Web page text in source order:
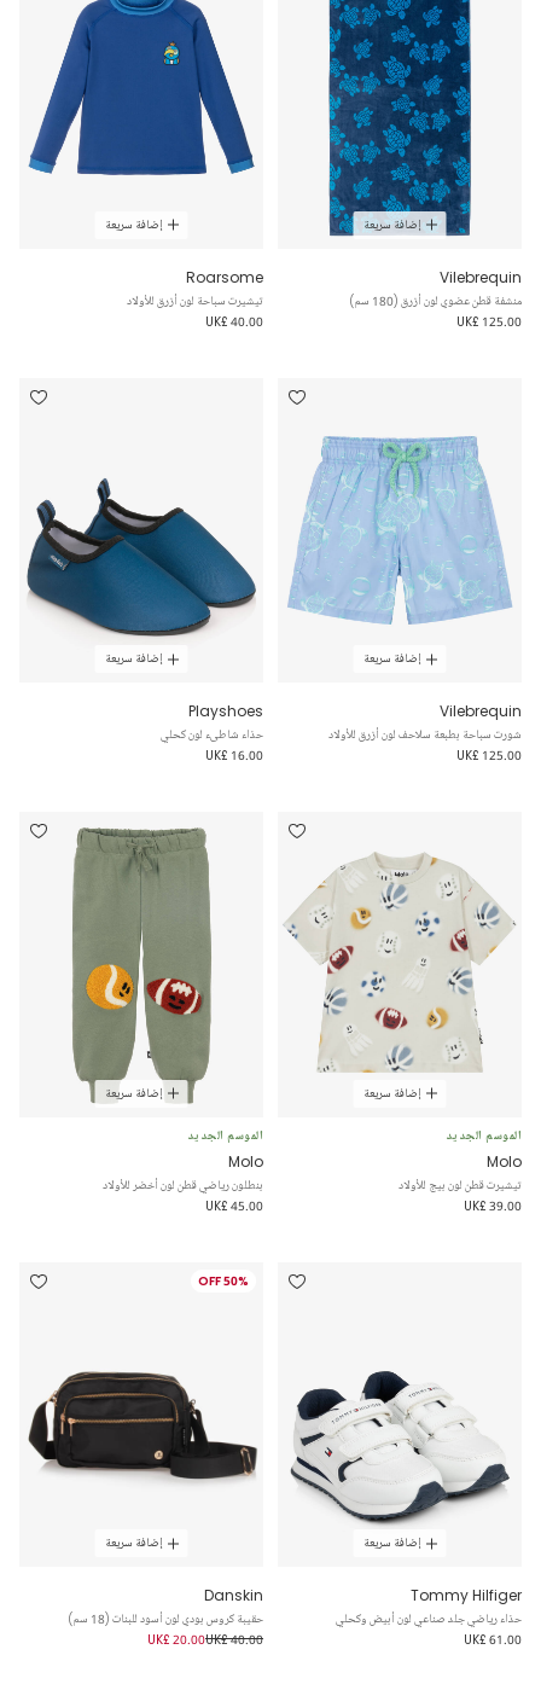
إضافة سريعة
Vilebrequin
منشفة قطن عضوي لون أزرق (180 سم)
UK£ 125.00
إضافة سريعة
Roarsome
تيشيرت سباحة لون أزرق للأولاد
UK£ 40.00
إضافة سريعة
Vilebrequin
شورت سباحة بطبعة سلاحف لون أزرق للأولاد
UK£ 125.00
إضافة سريعة
Playshoes
حذاء شاطىء لون كحلي
UK£ 16.00
إضافة سريعة
الموسم الجديد
Molo
تيشيرت قطن لون بيج للأولاد
UK£ 39.00
إضافة سريعة
الموسم الجديد
Molo
بنطلون رياضي قطن لون أخضر للأولاد
UK£ 45.00
إضافة سريعة
Tommy Hilfiger
حذاء رياضي جلد صناعي لون أبيض وكحلي
UK£ 61.00
50% OFF
إضافة سريعة
Danskin
حقيبة كروس بودي لون أسود للبنات (18 سم)
UK£ 40.00
UK£ 20.00